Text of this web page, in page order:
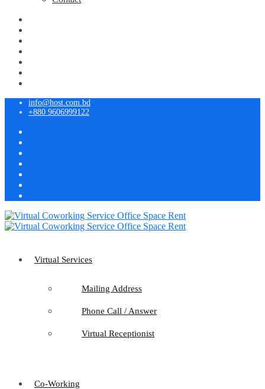
info@host.com.bd
+880 9606999122
Virtual Services
Mailing Address
Phone Call / Answer
Virtual Receptionist
Co-Working